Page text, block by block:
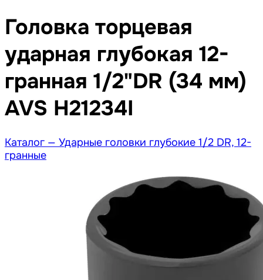
Головка торцевая
ударная глубокая 12-
гранная 1/2"DR (34 мм)
AVS H21234I
Каталог — Ударные головки глубокие 1/2 DR, 12-
гранные